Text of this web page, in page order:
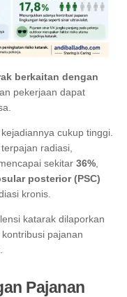
berkaitan dengan
pekerjaan dapat
cukup tinggi.
radiasi,
sekitar 36%
posterior (PSC)
kronis.
katarak dilaporkan
kontribusi pajanan
Pajanan